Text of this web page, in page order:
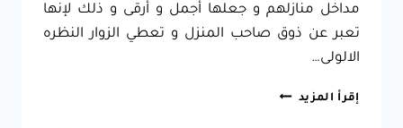
مداخل منازلهم و جعلها أجمل و أرقى و ذلك لإنها
تعبر عن ذوق صاحب المنزل و تعطي الزوار النظره
الالولى…
إقرأ المزيد تصميم